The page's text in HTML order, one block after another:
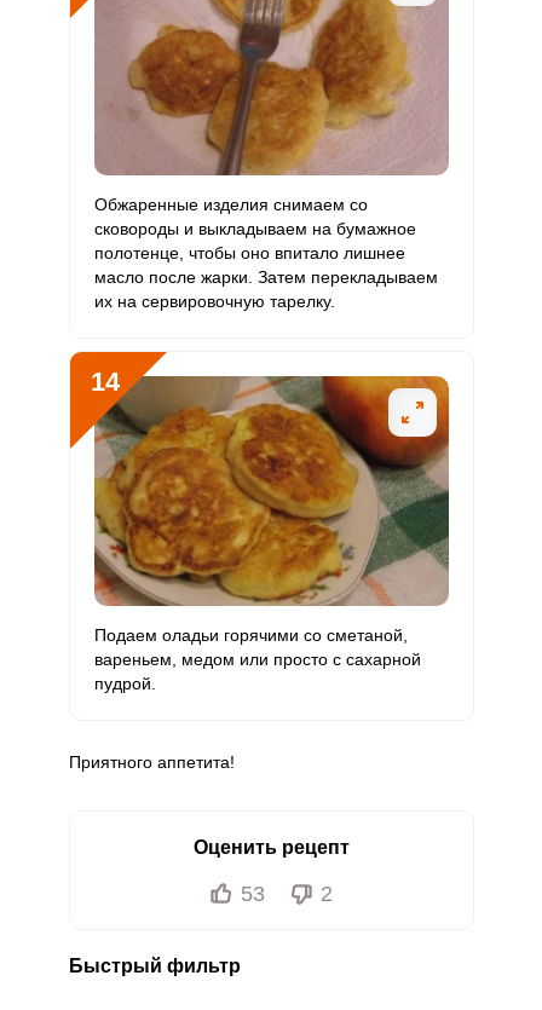
Обжаренные изделия снимаем со
сковороды и выкладываем на бумажное
полотенце, чтобы оно впитало лишнее
масло после жарки. Затем перекладываем
их на сервировочную тарелку.
14
Подаем оладьи горячими со сметаной,
вареньем, медом или просто с сахарной
пудрой.
Приятного аппетита!
Оценить рецепт
53 2
Быстрый фильтр